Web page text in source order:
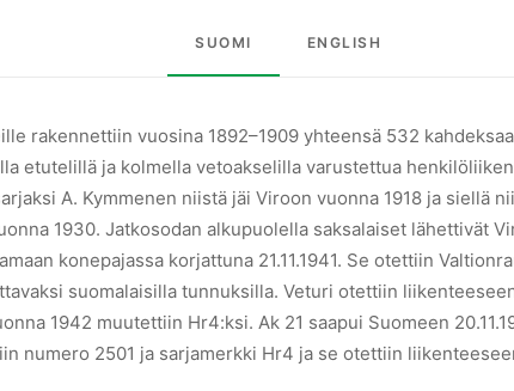
SUOMI ENGLISH
rakennettiin vuosina 1892–1909 yhteensä 532
etutelillä ja kolmella vetoakselilla varustettua
A. Kymmenen niistä jäi Viroon vuonna 1918 ja siellä
1930. Jatkosodan alkupuolella saksalaiset lähettivät
konepajassa korjattuna 21.11.1941. Se otettiin
suomalaisilla tunnuksilla. Veturi otettiin
1942 muutettiin Hr4:ksi. Ak 21 saapui Suomeen
numero 2501 ja sarjamerkki Hr4 ja se otettiin